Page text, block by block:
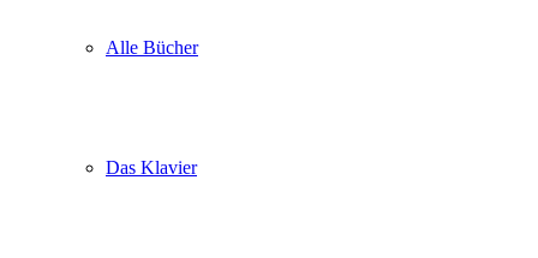
Alle Bücher
Das Klavier